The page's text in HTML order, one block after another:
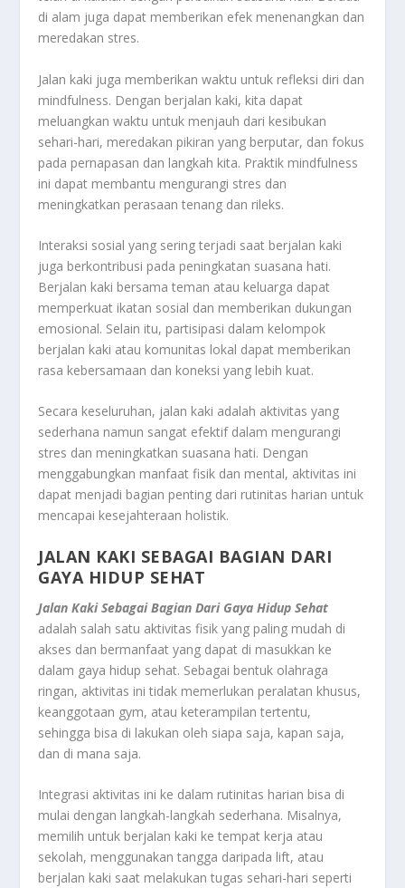
di alam juga dapat memberikan efek menenangkan dan
meredakan stres.
Jalan kaki juga memberikan waktu untuk refleksi diri dan
mindfulness. Dengan berjalan kaki, kita dapat
meluangkan waktu untuk menjauh dari kesibukan
sehari-hari, meredakan pikiran yang berputar, dan fokus
pada pernapasan dan langkah kita. Praktik mindfulness
ini dapat membantu mengurangi stres dan
meningkatkan perasaan tenang dan rileks.
Interaksi sosial yang sering terjadi saat berjalan kaki
juga berkontribusi pada peningkatan suasana hati.
Berjalan kaki bersama teman atau keluarga dapat
memperkuat ikatan sosial dan memberikan dukungan
emosional. Selain itu, partisipasi dalam kelompok
berjalan kaki atau komunitas lokal dapat memberikan
rasa kebersamaan dan koneksi yang lebih kuat.
Secara keseluruhan, jalan kaki adalah aktivitas yang
sederhana namun sangat efektif dalam mengurangi
stres dan meningkatkan suasana hati. Dengan
menggabungkan manfaat fisik dan mental, aktivitas ini
dapat menjadi bagian penting dari rutinitas harian untuk
mencapai kesejahteraan holistik.
JALAN KAKI SEBAGAI BAGIAN DARI
GAYA HIDUP SEHAT
Jalan Kaki Sebagai Bagian Dari Gaya Hidup Sehat
adalah salah satu aktivitas fisik yang paling mudah di
akses dan bermanfaat yang dapat di masukkan ke
dalam gaya hidup sehat. Sebagai bentuk olahraga
ringan, aktivitas ini tidak memerlukan peralatan khusus,
keanggotaan gym, atau keterampilan tertentu,
sehingga bisa di lakukan oleh siapa saja, kapan saja,
dan di mana saja.
Integrasi aktivitas ini ke dalam rutinitas harian bisa di
mulai dengan langkah-langkah sederhana. Misalnya,
memilih untuk berjalan kaki ke tempat kerja atau
sekolah, menggunakan tangga daripada lift, atau
berjalan kaki saat melakukan tugas sehari-hari seperti